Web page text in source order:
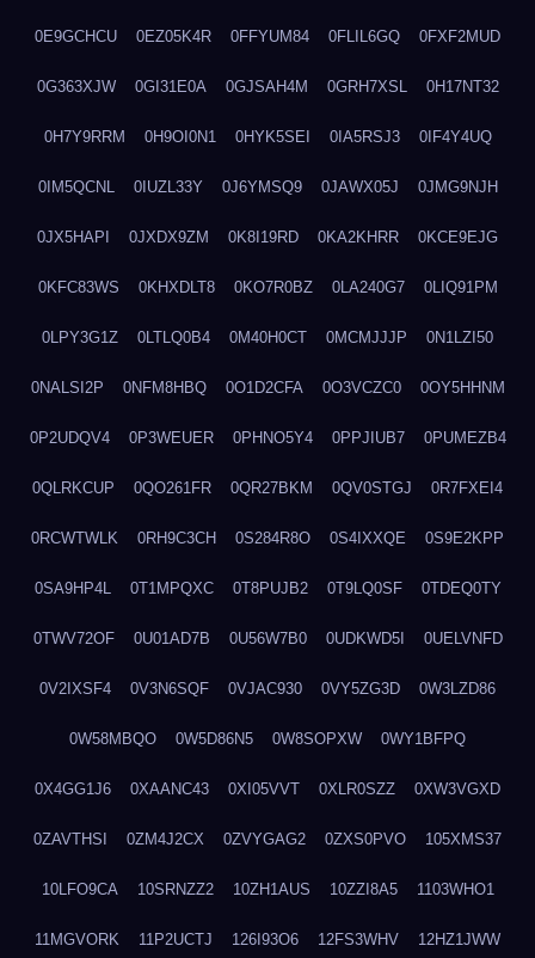
0E9GCHCU 0EZ05K4R 0FFYUM84 0FLIL6GQ 0FXF2MUD
0G363XJW 0GI31E0A 0GJSAH4M 0GRH7XSL 0H17NT32
0H7Y9RRM 0H9OI0N1 0HYK5SEI 0IA5RSJ3 0IF4Y4UQ
0IM5QCNL 0IUZL33Y 0J6YMSQ9 0JAWX05J 0JMG9NJH
0JX5HAPI 0JXDX9ZM 0K8I19RD 0KA2KHRR 0KCE9EJG
0KFC83WS 0KHXDLT8 0KO7R0BZ 0LA240G7 0LIQ91PM
0LPY3G1Z 0LTLQ0B4 0M40H0CT 0MCMJJJP 0N1LZI50
0NALSI2P 0NFM8HBQ 0O1D2CFA 0O3VCZC0 0OY5HHNM
0P2UDQV4 0P3WEUER 0PHNO5Y4 0PPJIUB7 0PUMEZB4
0QLRKCUP 0QO261FR 0QR27BKM 0QV0STGJ 0R7FXEI4
0RCWTWLK 0RH9C3CH 0S284R8O 0S4IXXQE 0S9E2KPP
0SA9HP4L 0T1MPQXC 0T8PUJB2 0T9LQ0SF 0TDEQ0TY
0TWV72OF 0U01AD7B 0U56W7B0 0UDKWD5I 0UELVNFD
0V2IXSF4 0V3N6SQF 0VJAC930 0VY5ZG3D 0W3LZD86
0W58MBQO 0W5D86N5 0W8SOPXW 0WY1BFPQ
0X4GG1J6 0XAANC43 0XI05VVT 0XLR0SZZ 0XW3VGXD
0ZAVTHSI 0ZM4J2CX 0ZVYGAG2 0ZXS0PVO 105XMS37
10LFO9CA 10SRNZZ2 10ZH1AUS 10ZZI8A5 1103WHO1
11MGVORK 11P2UCTJ 126I93O6 12FS3WHV 12HZ1JWW